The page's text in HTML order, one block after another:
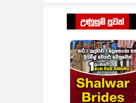
උණුසුම් පුවත්